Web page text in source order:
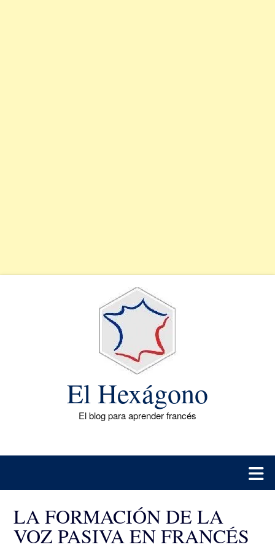
El Hexágono
El blog para aprender francés
LA FORMACIÓN DE LA
VOZ PASIVA EN FRANCÉS